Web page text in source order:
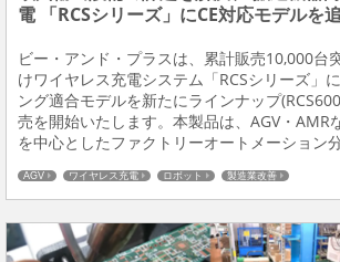
電 「RCSシリーズ」にCE対応モデルを
ビー・アンド・プラスは、累計販売10,000台
けワイヤレス充電システム「RCSシリーズ」
ング適合モデルを新たにラインナップ
売を開始いたします。本製品は、AGV・AMR
を中心としたファクトリーオートメーション
ーザー様に、現地規格対応の負担軽...
AGV ワイヤレス充電 ロボット 製造業改善